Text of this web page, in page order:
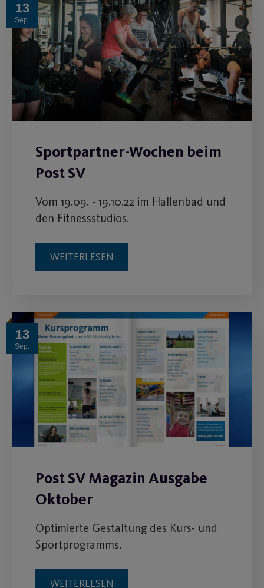
13
Sep.
Sportpartner-Wochen beim
Post SV
Vom 19.09. - 19.10.22 im Hallenbad und
den Fitnessstudios.
WEITERLESEN
13
Sep.
Post SV Magazin Ausgabe
Oktober
Optimierte Gestaltung des Kurs- und
Sportprogramms.
WEITERLESEN